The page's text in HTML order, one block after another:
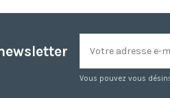
Vous pouvez vous